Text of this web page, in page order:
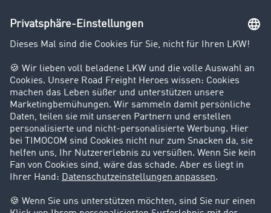
Unternehmen
Kunden werben Kunden
Success Stories
Karriere
Support
Kontakt
Rechtliches